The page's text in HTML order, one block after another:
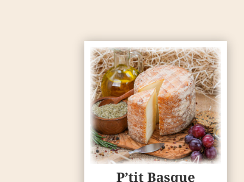
P’tit Basque